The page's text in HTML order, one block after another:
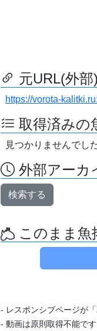
元URL(外部)
https://vorota-
取得済みの
見つかりませんでした
外部アーカ
検索する
このまま魚
- レスポンシブページが
- 動画は原則取得不能です